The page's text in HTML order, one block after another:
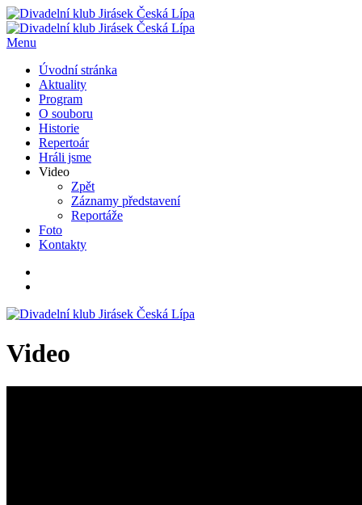
Menu
Úvodní stránka
Aktuality
Program
O souboru
Historie
Repertoár
Hráli jsme
Video
Zpět
Záznamy představení
Reportáže
Foto
Kontakty
Video